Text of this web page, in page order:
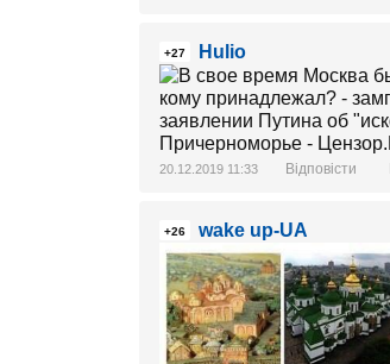
+27 Hulio
20.12.2019 11:33 Відповісти
+26 wake up-UA